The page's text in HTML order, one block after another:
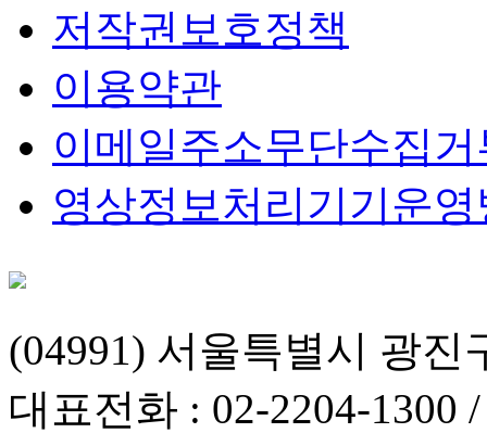
저작권보호정책
이용약관
이메일주소무단수집거
영상정보처리기기운
(04991) 서울특별시 광진
대표전화 : 02-2204-1300